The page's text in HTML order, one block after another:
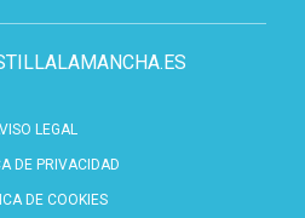
LEGAL
DE PRIVACIDAD
DE COOKIES